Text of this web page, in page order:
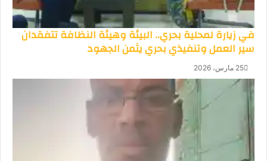
في زيارة لمحلية بحري.. البيئة وهيئة النظافة تتفقدان
سير العمل وتنفيذي بحري يثمن الجهود
25 مارس، 2026